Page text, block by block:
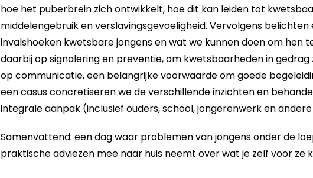
hoe het puberbrein zich ontwikkelt, hoe dit kan leiden tot
middelengebruik en verslavingsgevoeligheid. Vervolgens
invalshoeken kwetsbare jongens en wat we kunnen doen om hen
daarbij op signalering en preventie, om kwetsbaarheden in
op communicatie, een belangrijke voorwaarde om goede
een casus concretiseren we de verschillende inzichten en
integrale aanpak (inclusief ouders, school, jongerenwerk en
Samenvattend: een dag waar problemen van jongens onder de
praktische adviezen mee naar huis neemt over wat je zelf voor ze